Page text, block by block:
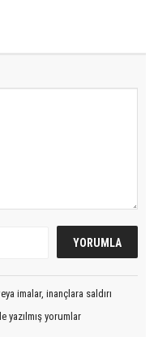
imalar, inançlara saldırı
yazılmış yorumlar